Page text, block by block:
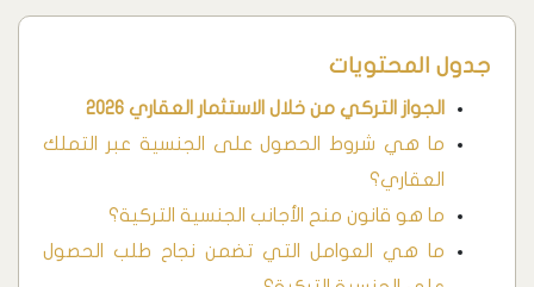
جدول المحتويات
الجواز التركي من خلال الاستثمار العقاري 2026
ما هي شروط الحصول على الجنسية عبر التملك
العقاري؟
ما هو قانون منح الأجانب الجنسية التركية؟
ما هي العوامل التي تضمن نجاح طلب الحصول